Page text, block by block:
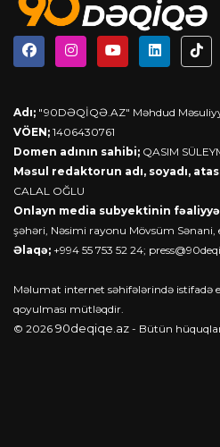
Adı; "90DƏQİQƏ.AZ" Məhdud
VÖEN; 1406430761
Domen adının sahibi; QASIM
Məsul redaktorun adı, soyadı,
CALAL OĞLU
Onlayn media subyektinin
şəhəri, Nəsimi rayonu Mövsüm Sənani,
Əlaqə; +994 55 753 52 24;
Məlumat internet səhifələrində istifadə
qoyulması mütləqdir.
© 2026 90deqiqe.az - Bütün